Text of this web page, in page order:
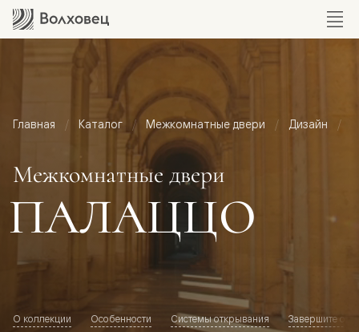
Главная Каталог Межкомнатные двери Дизайн
Межкомнатные двери
ПАЛАЦЦО
О коллекции Особенности Системы открывания Завершите